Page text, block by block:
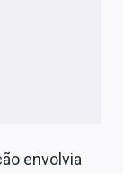
envolvia